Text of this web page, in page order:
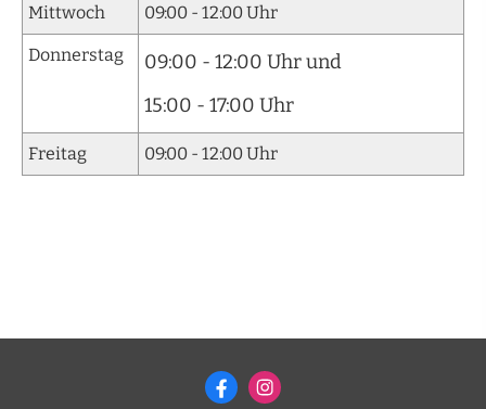
Mittwoch 09:00 - 12:00 Uhr
Donnerstag
09:00 - 12:00 Uhr und
15:00 - 17:00 Uhr
Freitag 09:00 - 12:00 Uhr